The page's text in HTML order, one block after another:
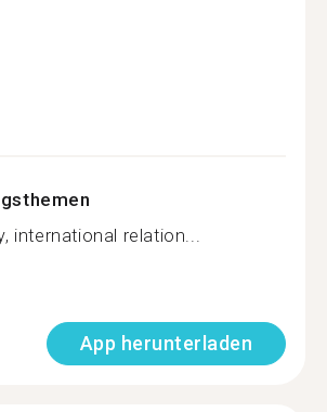
international relation...
App herunterladen